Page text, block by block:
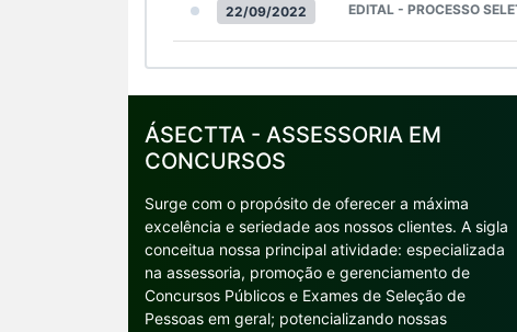
22/09/2022 EDITAL - PROCESSO
ÁSECTTA - ASSESSORIA EM
CONCURSOS
Surge com o propósito de oferecer a máxima
excelência e seriedade aos nossos clientes. A sigla
conceitua nossa principal atividade: especializada
na assessoria, promoção e gerenciamento de
Concursos Públicos e Exames de Seleção de
Pessoas em geral; potencializando nossas